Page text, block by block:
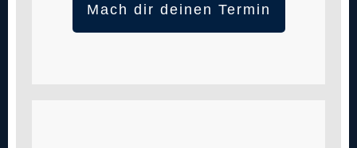
Mach dir deinen Termin